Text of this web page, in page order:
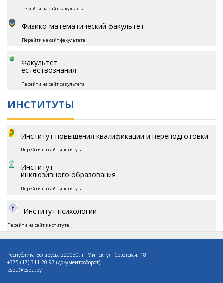
Перейти на сайт факультета
Физико-математический факультет
Перейти на сайт факультета
Факультет
естествознания
Перейти на сайт факультета
ИНСТИТУТЫ
Институт повышения квалификации и переподготовки
Перейти на сайт института
Институт
инклюзивного образования
Перейти на сайт института
Институт психологии
Перейти на сайт института
Республика Беларусь, 220030, г. Минск, ул. Советская, 18
+375 (17) 311-20-97 (документооборот)
bspu@bspu.by